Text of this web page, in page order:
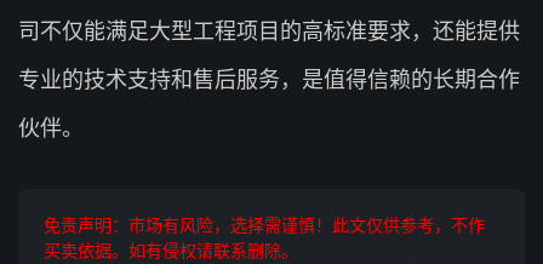
司不仅能满足大型工程项目的高标准要求，还能提供
专业的技术支持和售后服务，是值得信赖的长期合作
伙伴。
免责声明：市场有风险，选择需谨慎！此文仅供参考，不作
买卖依据。如有侵权请联系删除。